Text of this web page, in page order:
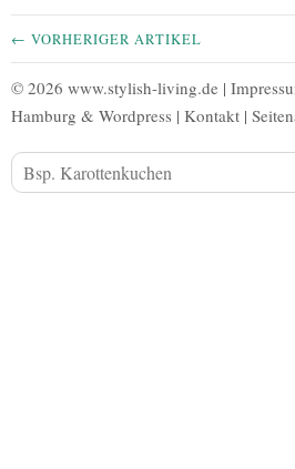
← VORHERIGER ARTIKEL
© 2026 www.stylish-living.de |
Hamburg & Wordpress | Kontakt |